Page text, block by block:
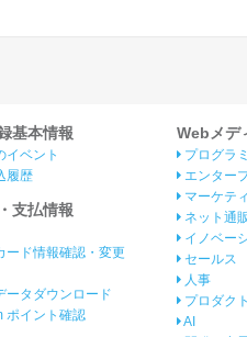
基本情報
イベント
履歴
支払情報
ード情報確認・変更
ータダウンロード
ポイント確認
Webメデ
プログラ
エンター
マーケテ
ネット通販
イノベー
セールス
人事
プロダクト
AI